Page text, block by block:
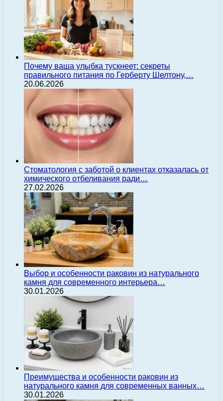
Почему ваша улыбка тускнеет: секреты
правильного питания по Герберту Шелтону,…
20.06.2026
Стоматология с заботой о клиентах отказалась от
химического отбеливания ради…
27.02.2026
Выбор и особенности раковин из натурального
камня для современного интерьера…
30.01.2026
Преимущества и особенности раковин из
натурального камня для современных ванных…
30.01.2026